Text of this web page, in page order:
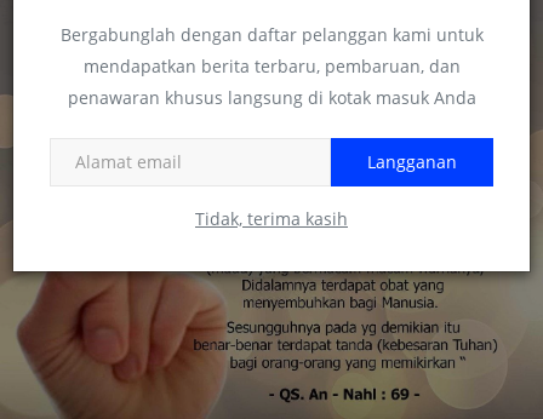
Bergabunglah dengan daftar pelanggan kami untuk
mendapatkan berita terbaru, pembaruan, dan
penawaran khusus langsung di kotak masuk Anda
Langganan
Tidak, terima kasih